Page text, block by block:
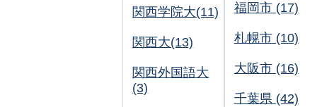
関西学院大(11)
関西大(13)
関西外国語大
(3)
福岡市 (17)
札幌市 (10)
大阪市 (16)
千葉県 (42)